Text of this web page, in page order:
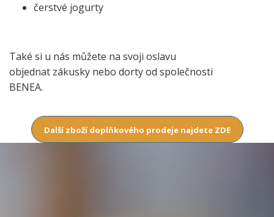
čerstvé jogurty
Také si u nás můžete na svoji oslavu
objednat zákusky nebo dorty od společnosti
BENEA.
Další zboží doplňkového prodeje najdete ZDE